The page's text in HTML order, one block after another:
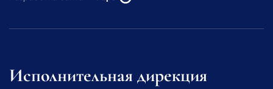
Исполнительная дирекция